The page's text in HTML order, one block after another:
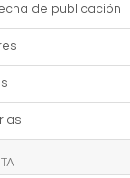
de publicación